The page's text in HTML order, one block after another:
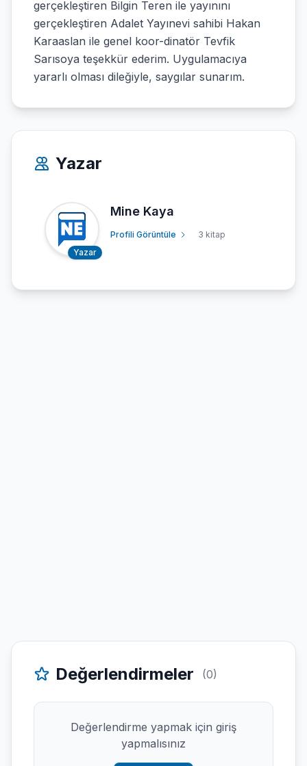
gerçekleştiren Bilgin Teren ile yayınını
gerçekleştiren Adalet Yayınevi sahibi Hakan
Karaaslan ile genel koor-dinatör Tevfik
Sarısoya teşekkür ederim. Uygulamacıya
yararlı olması dileğiyle, saygılar sunarım.
Yazar
Yazar
Mine Kaya
Profili Görüntüle 3 kitap
Değerlendirmeler (0)
Değerlendirme yapmak için giriş
yapmalısınız